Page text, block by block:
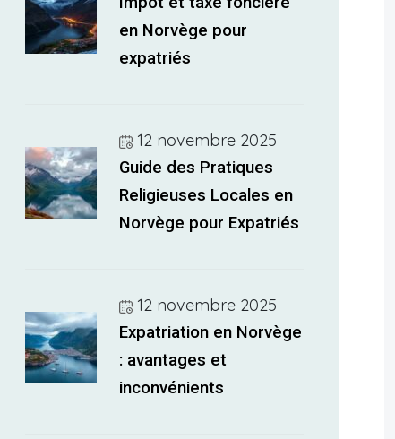
en Norvège pour
expatriés
12 novembre 2025
Guide des Pratiques
Religieuses Locales en
Norvège pour Expatriés
12 novembre 2025
Expatriation en Norvège
: avantages et
inconvénients